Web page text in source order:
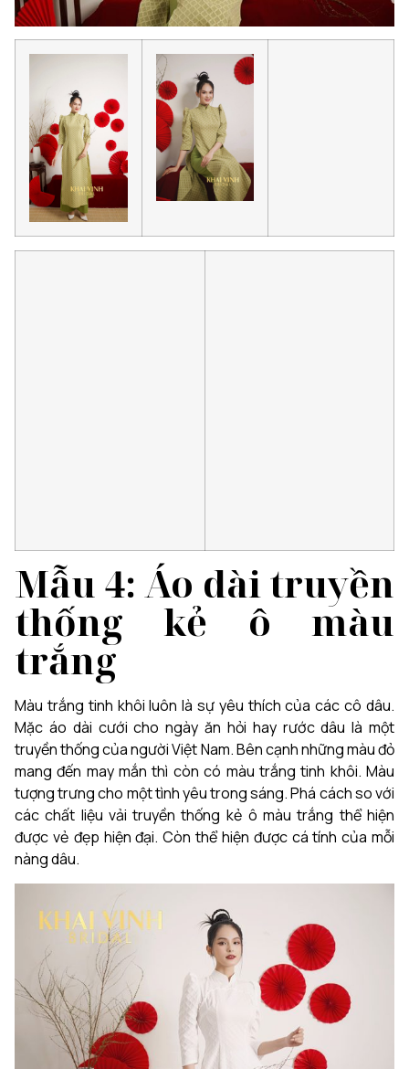
Mẫu 4: Áo dài truyền
thống kẻ ô màu
trắng
Màu trắng tinh khôi luôn là sự yêu thích của các cô dâu.
Mặc áo dài cưới cho ngày ăn hỏi hay rước dâu là một
truyền thống của người Việt Nam. Bên cạnh những màu đỏ
mang đến may mắn thì còn có màu trắng tinh khôi. Màu
tượng trưng cho một tình yêu trong sáng. Phá cách so với
các chất liệu vải truyền thống kẻ ô màu trắng thể hiện
được vẻ đẹp hiện đại. Còn thể hiện được cá tính của mỗi
nàng dâu.